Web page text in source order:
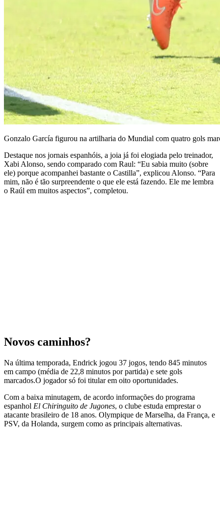
Gonzalo García figurou na artilharia do Mundial com quatro gols
Destaque nos jornais espanhóis, a joia já foi elogiada pelo treinador,
Xabi Alonso, sendo comparado com Raul: “Eu sabia muito (sobre
ele) porque acompanhei bastante o Castilla”, explicou Alonso. “Para
mim, não é tão surpreendente o que ele está fazendo. Ele me lembra
o Raúl em muitos aspectos”, completou.
Novos caminhos?
Na última temporada, Endrick jogou 37 jogos, tendo 845 minutos
em campo (média de 22,8 minutos por partida) e sete gols
marcados.O jogador só foi titular em oito oportunidades.
Com a baixa minutagem, de acordo informações do programa
espanhol El Chiringuito de Jugones, o clube estuda emprestar o
atacante brasileiro de 18 anos. Olympique de Marselha, da França, e
PSV, da Holanda, surgem como as principais alternativas.